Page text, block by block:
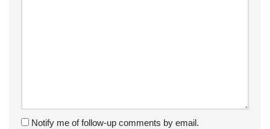
Notify me of follow-up comments by email.